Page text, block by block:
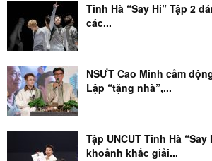
Tinh Hà “Say Hi” Tập 2
các...
NSƯT Cao Minh cảm
Lập “tặng nhà”,...
Tập UNCUT Tinh Hà
khoảnh khắc giải...